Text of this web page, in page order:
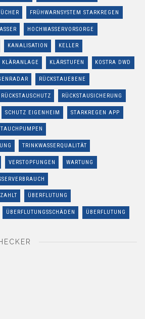
FRÜHWARNSYSTEM STARKREGEN
HOCHWASSERVORSORGE
KANALISATION KELLER
KLÄRANLAGE KLÄRSTUFEN KOSTRA DWD
RÜCKSTAUEBENE
RÜCKSTAUSCHUTZ RÜCKSTAUSICHERUNG
SCHUTZ EIGENHEIM STARKREGEN APP
TAUCHPUMPEN
TRINKWASSERQUALITÄT
VERSTOPFUNGEN WARTUNG
ÜBERFLUTUNG
ÜBERFLUTUNGSSCHÄDEN ÜBERFLUTUNG